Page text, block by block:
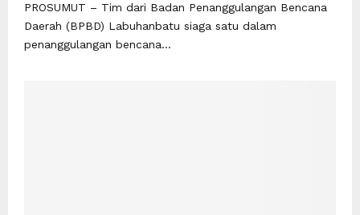
PROSUMUT – Tim dari Badan Penanggulangan Bencana
Daerah (BPBD) Labuhanbatu siaga satu dalam
penanggulangan bencana...